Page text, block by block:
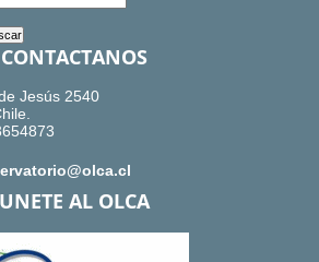
CONTACTANOS
Jesús 2540
UNETE AL OLCA